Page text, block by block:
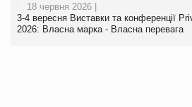
18 червня 2026 |
3-4 вересня Виставки та конференції
2026: Власна марка - Власна перевага